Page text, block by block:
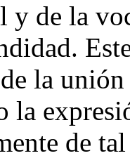
y de la
la
la
de